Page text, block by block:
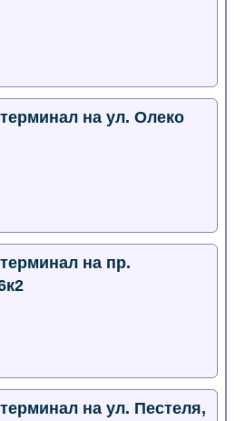
на ул. Олеко
на пр.
на ул. Пестеля,